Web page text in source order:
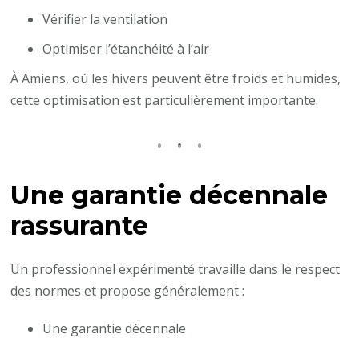
Vérifier la ventilation
Optimiser l’étanchéité à l’air
À Amiens, où les hivers peuvent être froids et humides,
cette optimisation est particulièrement importante.
Une garantie décennale
rassurante
Un professionnel expérimenté travaille dans le respect
des normes et propose généralement :
Une garantie décennale